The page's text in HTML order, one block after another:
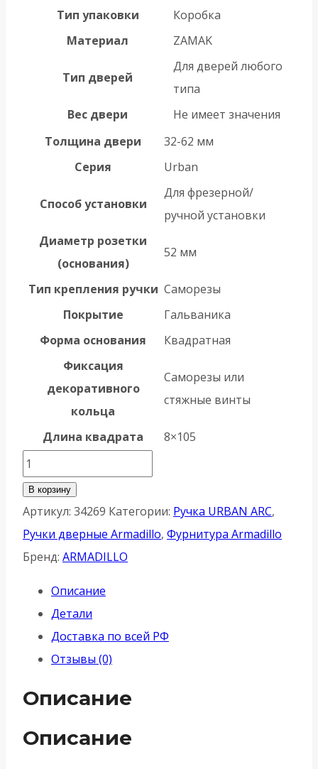
Тип упаковки
Коробка
Материал
ZAMAK
Тип дверей
Для дверей любого
типа
Вес двери
Не имеет значения
Толщина двери
32-62 мм
Серия
Urban
Способ установки
Для фрезерной/
ручной установки
Диаметр розетки
(основания)
52 мм
Тип крепления ручки Саморезы
Покрытие
Гальваника
Форма основания
Квадратная
Фиксация
декоративного
кольца
Саморезы или
стяжные винты
Длина квадрата
8×105
Количество
товара
Ручка
Armadillo
(Армадилло)
ARC
USQ2
SN/CP-
Мат
хром
В корзину
Артикул: 34269 Категории: Ручка URBAN ARC,
Ручки дверные Armadillo, Фурнитура Armadillo
Бренд: ARMADILLO
Описание
Детали
Доставка по всей РФ
Отзывы (0)
Описание
Описание